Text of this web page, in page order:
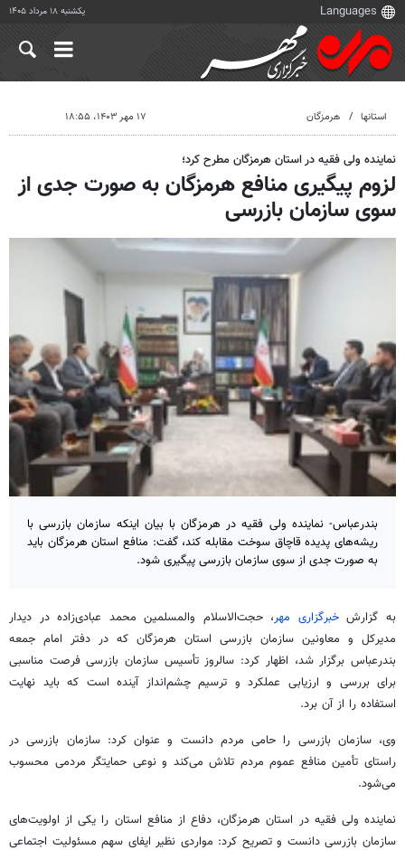
یکشنبه ۱۸ مرداد ۱۴۰۵
استانها هرمزگان ۱۷ مهر ۱۴۰۳، ۱۸:۵۵
نماینده ولی فقیه در استان هرمزگان مطرح کرد؛
لزوم پیگیری منافع هرمزگان به صورت جدی از
سوی سازمان بازرسی
بندرعباس- نماینده ولی فقیه در هرمزگان با بیان اینکه سازمان بازرسی با
ریشه‌های پدیده قاچاق سوخت مقابله کند، گفت: منافع استان هرمزگان باید
به صورت جدی از سوی سازمان بازرسی پیگیری شود.
به گزارش خبرگزاری مهر، حجت‌الاسلام والمسلمین محمد عبادی‌زاده در دیدار
مدیرکل و معاونین سازمان بازرسی استان هرمزگان که در دفتر امام جمعه
بندرعباس برگزار شد، اظهار کرد: سالروز تأسیس سازمان بازرسی فرصت مناسبی
برای بررسی و ارزیابی عملکرد و ترسیم چشم‌انداز آینده است که باید نهایت
استفاده را از آن برد.
وی، سازمان بازرسی را حامی مردم دانست و عنوان کرد: سازمان بازرسی در
راستای تأمین منافع عموم مردم تلاش می‌کند و نوعی حمایتگر مردمی محسوب
می‌شود.
نماینده ولی فقیه در استان هرمزگان، دفاع از منافع استان را یکی از اولویت‌های
سازمان بازرسی دانست و تصریح کرد: مواردی نظیر ایفای سهم مسئولیت اجتماعی